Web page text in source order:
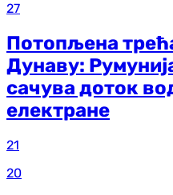
27
Потопљена
Дунаву:
сачува доток
електране
21
20